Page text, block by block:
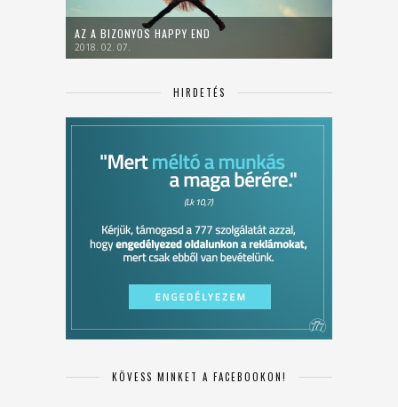
AZ A BIZONYOS HAPPY END
2018. 02. 07.
HIRDETÉS
KÖVESS MINKET A FACEBOOKON!